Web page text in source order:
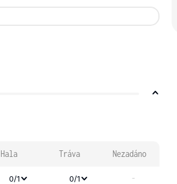
Hala Tráva Nezadáno
0/1 0/1 -